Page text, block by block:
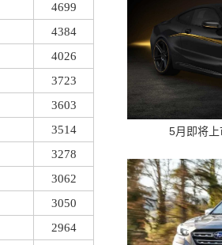
4699
4384
4026
3723
3603
3514
3278
3062
3050
2964
5月即将